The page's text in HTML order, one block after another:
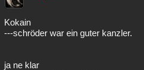
Kokain
---schröder war ein guter kanzler.
ja ne klar